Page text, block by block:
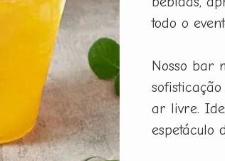
todo o
Nosso bar
ar livre.
espetáculo